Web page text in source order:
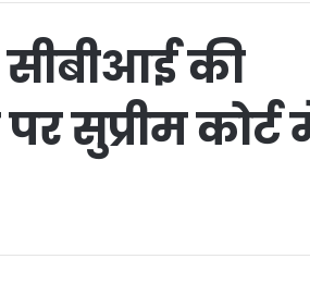
सीबीआई की
सुप्रीम कोर्ट